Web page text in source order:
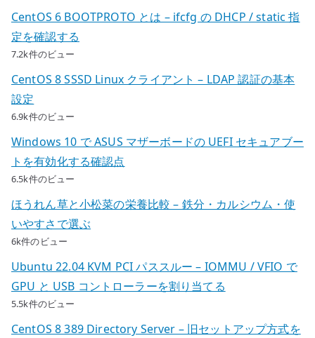
CentOS 6 BOOTPROTO とは – ifcfg の DHCP / static 指
定を確認する
7.2k件のビュー
CentOS 8 SSSD Linux クライアント – LDAP 認証の基本
設定
6.9k件のビュー
Windows 10 で ASUS マザーボードの UEFI セキュアブー
トを有効化する確認点
6.5k件のビュー
ほうれん草と小松菜の栄養比較 – 鉄分・カルシウム・使
いやすさで選ぶ
6k件のビュー
Ubuntu 22.04 KVM PCI パススルー – IOMMU / VFIO で
GPU と USB コントローラーを割り当てる
5.5k件のビュー
CentOS 8 389 Directory Server – 旧セットアップ方式を